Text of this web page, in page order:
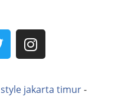
jakarta timur-